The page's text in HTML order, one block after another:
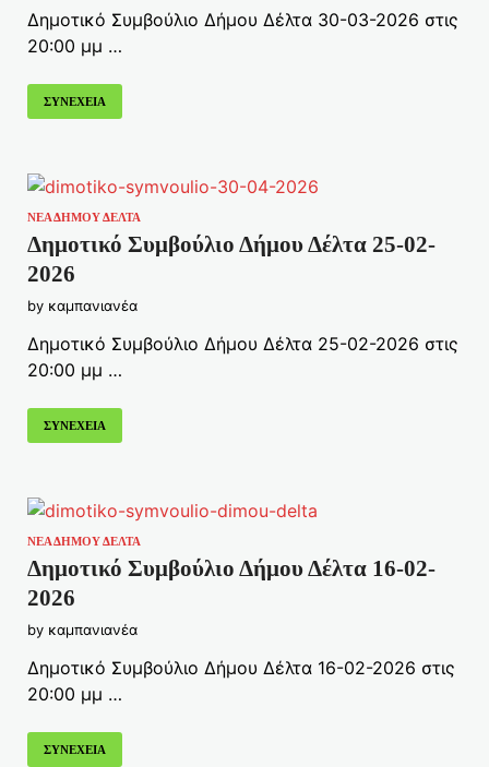
Δημοτικό Συμβούλιο Δήμου Δέλτα 30-03-2026 στις
20:00 μμ …
ΣΥΝΕΧΕΙΑ
ΝΕΑ ΔΗΜΟΥ ΔΕΛΤΑ
Δημοτικό Συμβούλιο Δήμου Δέλτα 25-02-
2026
by καμπανιανέα
Δημοτικό Συμβούλιο Δήμου Δέλτα 25-02-2026 στις
20:00 μμ …
ΣΥΝΕΧΕΙΑ
ΝΕΑ ΔΗΜΟΥ ΔΕΛΤΑ
Δημοτικό Συμβούλιο Δήμου Δέλτα 16-02-
2026
by καμπανιανέα
Δημοτικό Συμβούλιο Δήμου Δέλτα 16-02-2026 στις
20:00 μμ …
ΣΥΝΕΧΕΙΑ